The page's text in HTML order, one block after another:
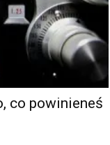
co powinieneś